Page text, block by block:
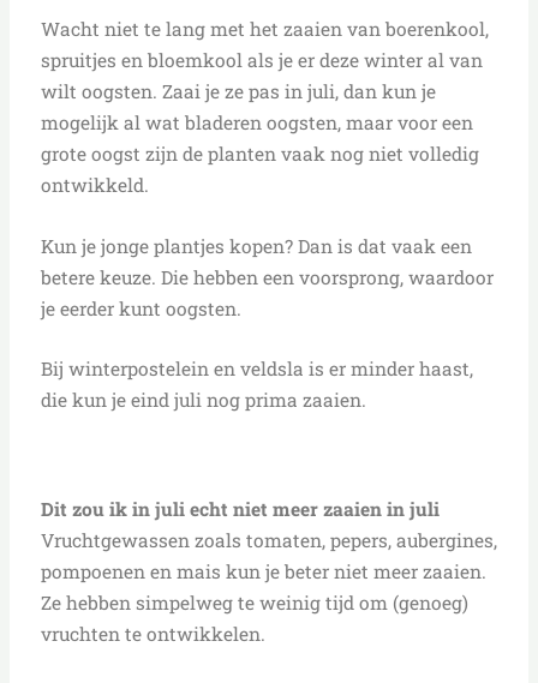
Wacht niet te lang met het zaaien van boerenkool,
spruitjes en bloemkool als je er deze winter al van
wilt oogsten. Zaai je ze pas in juli, dan kun je
mogelijk al wat bladeren oogsten, maar voor een
grote oogst zijn de planten vaak nog niet volledig
ontwikkeld.
Kun je jonge plantjes kopen? Dan is dat vaak een
betere keuze. Die hebben een voorsprong, waardoor
je eerder kunt oogsten.
Bij winterpostelein en veldsla is er minder haast,
die kun je eind juli nog prima zaaien.
Dit zou ik in juli echt niet meer zaaien in juli
Vruchtgewassen zoals tomaten, pepers, aubergines,
pompoenen en mais kun je beter niet meer zaaien.
Ze hebben simpelweg te weinig tijd om (genoeg)
vruchten te ontwikkelen.